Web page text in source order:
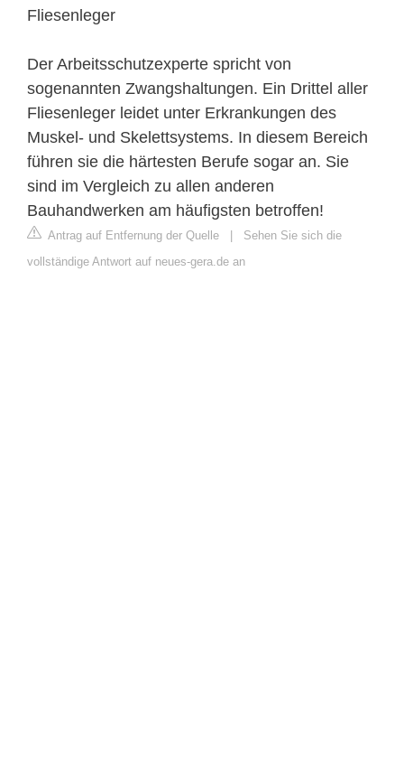
Fliesenleger
Der Arbeitsschutzexperte spricht von
sogenannten Zwangshaltungen. Ein Drittel aller
Fliesenleger leidet unter Erkrankungen des
Muskel- und Skelettsystems. In diesem Bereich
führen sie die härtesten Berufe sogar an. Sie
sind im Vergleich zu allen anderen
Bauhandwerken am häufigsten betroffen!
Antrag auf Entfernung der Quelle | Sehen Sie sich die
vollständige Antwort auf neues-gera.de an